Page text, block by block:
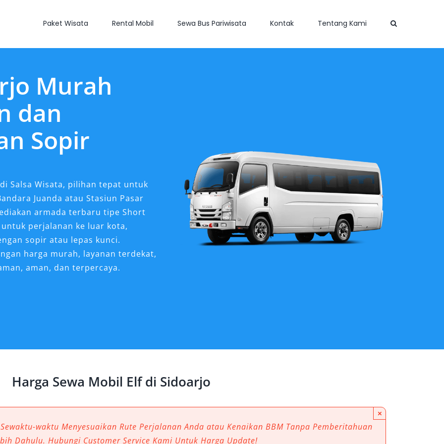
Paket Wisata Rental Mobil Sewa Bus Pariwisata Kontak Tentang Kami
Murah
dan
Sopir
di Salsa Wisata, pilihan tepat untuk
Juanda atau Stasiun Pasar
armada terbaru tipe Short
untuk perjalanan ke luar kota,
sopir atau lepas kunci.
harga murah, layanan terdekat,
aman, dan terpercaya.
kunjungan keluarga besar,
Surabaya. Armada Elf, dengan
maksimal, menjawab
cara yang praktis, aman, dan
Harga Sewa Mobil Elf di Sidoarjo
waktu Menyesuaikan Rute Perjalanan Anda atau Kenaikan BBM Tanpa Pemberitahuan
Dahulu. Hubungi Customer Service Kami Untuk Harga Update!
×